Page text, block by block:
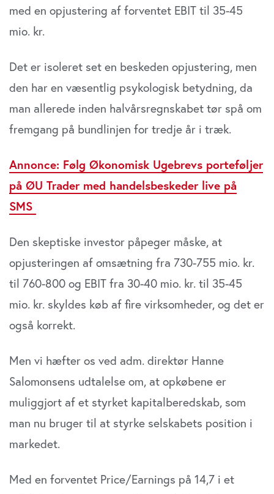
Dine valg anvendes på hele websitet.
Vi bruger cookies til at tilpasse vores indhold og
at analysere vores trafik. Vi deler også oplysninger om
sociale medier, annonceringspartnere og
analysepartnere. Vores partnere kan kombinere disse
data med andre oplysninger, du har givet dem, eller som
de har indsamlet fra din brug af deres tjenester. Du
anvende vores hjemmeside.
med en opjustering af forventet EBIT til 35-45
mio. kr.
Det er isoleret set en beskeden opjustering, men
den har en væsentlig psykologisk betydning, da
man allerede inden halvårsregnskabet tør spå om
fremgang på bundlinjen for tredje år i træk.
Annonce: Følg Økonomisk Ugebrevs porteføljer
på ØU Trader med handelsbeskeder live på
SMS
Den skeptiske investor påpeger måske, at
opjusteringen af omsætning fra 730-755 mio. kr.
til 760-800 og EBIT fra 30-40 mio. kr. til 35-45
mio. kr. skyldes køb af fire virksomheder, og det er
også korrekt.
Men vi hæfter os ved adm. direktør Hanne
Salomonsens udtalelse om, at opkøbene er
muliggjort af et styrket kapitalberedskab, som
man nu bruger til at styrke selskabets position i
markedet.
Med en forventet Price/Earnings på 14,7 i et